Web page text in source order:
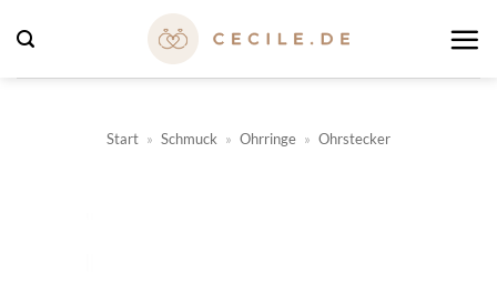
Inhalt
springen
Start » Schmuck » Ohrringe » Ohrstecker